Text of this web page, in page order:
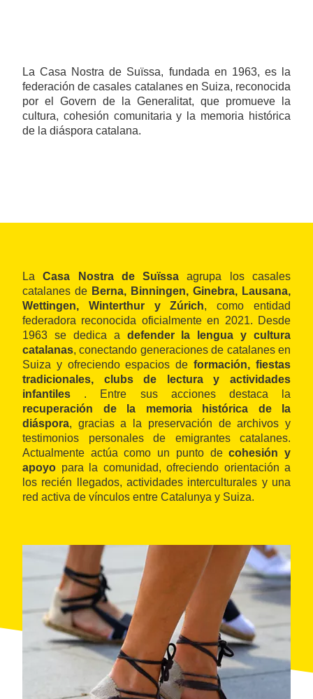
La Casa Nostra de Suïssa, fundada en 1963, es la
federación de casales catalanes en Suiza, reconocida
por el Govern de la Generalitat, que promueve la
cultura, cohesión comunitaria y la memoria histórica
de la diáspora catalana.
LaCasa Nostra de Suïssa agrupa los casales
catalanes de Berna, Binningen, Ginebra, Lausana,
Wettingen, Winterthur y Zúrich, como entidad
federadora reconocida oficialmente en 2021. Desde
1963 se dedica a defender la lengua y cultura
catalanas, conectando generaciones de catalanes en
Suiza y ofreciendo espacios deformación, fiestas
tradicionales, clubs de lectura y actividades
infantiles . Entre sus acciones destaca la
recuperación de la memoria histórica de la
diáspora, gracias a la preservación de archivos y
testimonios personales de emigrantes catalanes.
Actualmente actúa como un punto decohesión y
apoyo para la comunidad, ofreciendo orientación a
los recién llegados, actividades interculturales y una
red activa de vínculos entre Catalunya y Suiza.